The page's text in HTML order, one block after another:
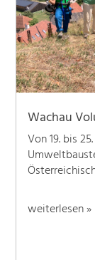
Wachau
Von 19. bis
weiterlesen »